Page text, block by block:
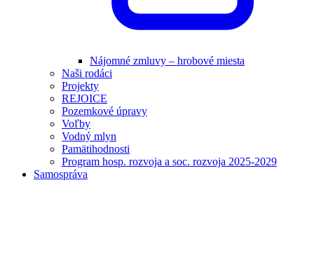
Nájomné zmluvy – hrobové miesta
Naši rodáci
Projekty
REJOICE
Pozemkové úpravy
Voľby
Vodný mlyn
Pamätihodnosti
Program hosp. rozvoja a soc. rozvoja 2025-2029
Samospráva